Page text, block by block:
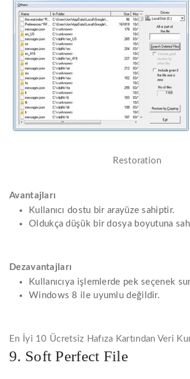
Restoration
Avantajları
Kullanıcı dostu bir arayüze sahiptir.
Oldukça düşük bir dosya boyutuna
Dezavantajları
Kullanıcıya işlemlerde pek seçenek
Windows 8 ile uyumlu değildir.
En İyi 10 Ücretsiz Hafıza Kartından Veri
9. Soft Perfect File